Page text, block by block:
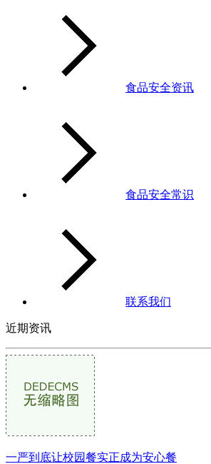
食品安全资讯
食品安全常识
联系我们
近期资讯
一严到底让校园餐实正成为安心餐